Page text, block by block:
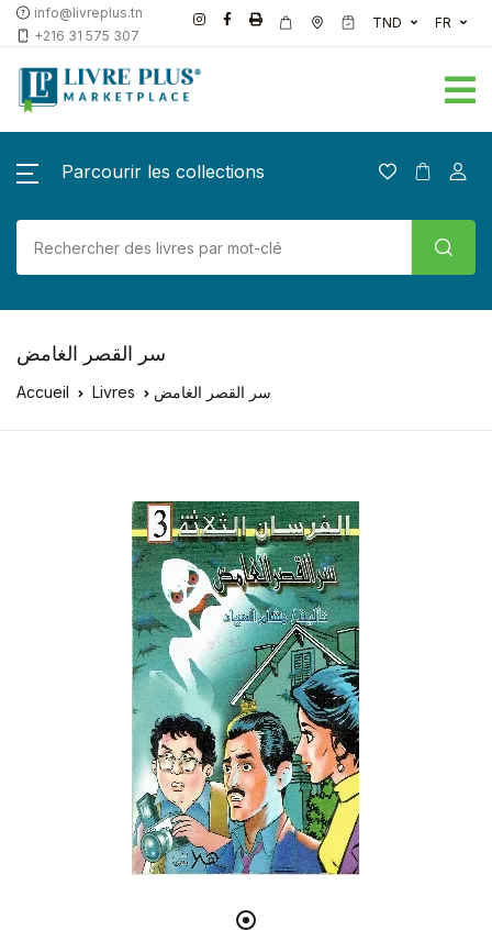
info@livreplus.tn
+216 31 575 307
TND FR
Parcourir les collections
سر القصر الغامض
Accueil Livres سر القصر الغامض